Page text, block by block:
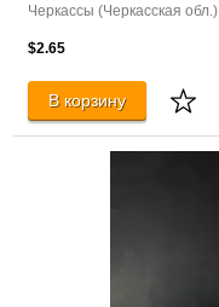
Черкассы (Черкасская обл.)
$2.65
В корзину